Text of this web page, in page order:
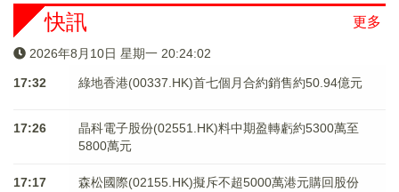
更多
快訊
2026年8月10日 星期一 20:24:03
17:32 綠地香港(00337.HK)首七個月合約銷售約50.94億元
17:26
晶科電子股份(02551.HK)料中期盈轉虧約5300萬至
5800萬元
17:17 森松國際(02155.HK)擬斥不超5000萬港元購回股份